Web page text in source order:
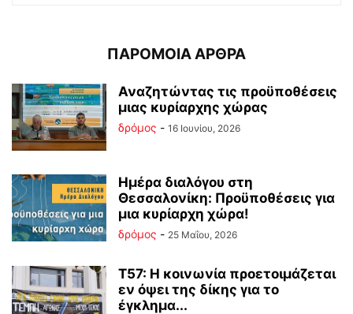
ΠΑΡΟΜΟΙΑ ΑΡΘΡΑ
Αναζητώντας τις προϋποθέσεις
μιας κυρίαρχης χώρας
δρόμος - 16 Ιουνίου, 2026
Ημέρα διαλόγου στη
Θεσσαλονίκη: Προϋποθέσεις για
μια κυρίαρχη χώρα!
δρόμος - 25 Μαΐου, 2026
Τ57: Η κοινωνία προετοιμάζεται
εν όψει της δίκης για το
έγκλημα...